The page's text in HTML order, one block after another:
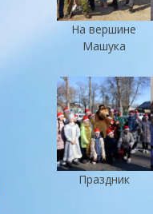
На вершине
Машука
Праздник